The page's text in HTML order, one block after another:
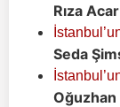
Rıza Acar
Seda
Oğuzhan